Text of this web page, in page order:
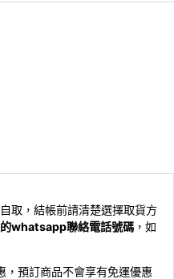
取，結帳前請清楚選擇取貨方
whatsapp聯絡電話號碼 ，如
，預訂商品不會享有免運優惠